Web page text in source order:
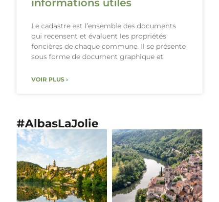
informations utiles
Le cadastre est l’ensemble des documents
qui recensent et évaluent les propriétés
foncières de chaque commune. Il se présente
sous forme de document graphique et
VOIR PLUS ›
#AlbasLaJolie